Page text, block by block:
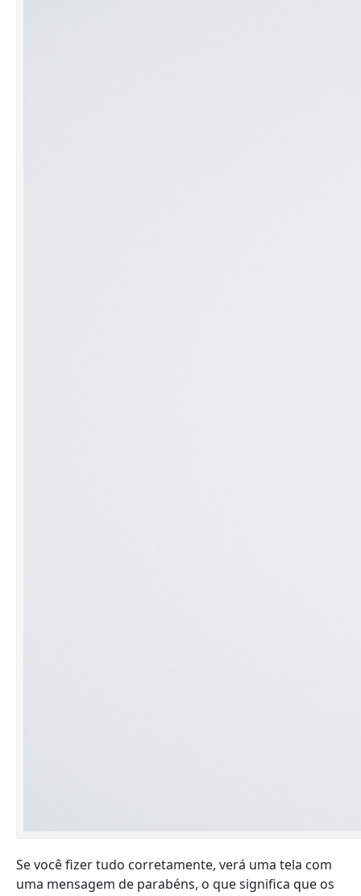
Se você fizer tudo corretamente, verá uma tela com
uma mensagem de parabéns, o que significa que os